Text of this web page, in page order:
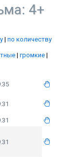
4+
| по количеству
| громкие |